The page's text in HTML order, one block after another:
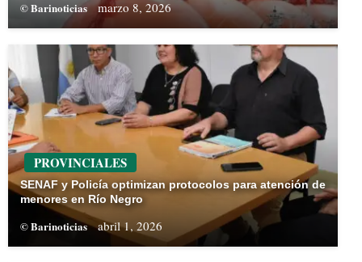
© Barinoticias marzo 8, 2026
PROVINCIALES
SENAF y Policía optimizan protocolos para atención de
menores en Río Negro
© Barinoticias abril 1, 2026